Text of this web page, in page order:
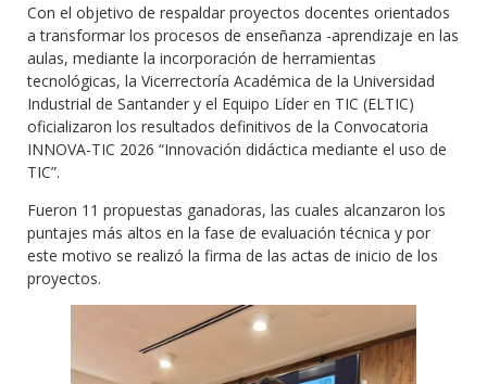
Con el objetivo de respaldar proyectos docentes orientados
a transformar los procesos de enseñanza -aprendizaje en las
aulas, mediante la incorporación de herramientas
tecnológicas, la Vicerrectoría Académica de la Universidad
Industrial de Santander y el Equipo Líder en TIC (ELTIC)
oficializaron los resultados definitivos de la Convocatoria
INNOVA-TIC 2026 “Innovación didáctica mediante el uso de
TIC”.
Fueron 11 propuestas ganadoras, las cuales alcanzaron los
puntajes más altos en la fase de evaluación técnica y por
este motivo se realizó la firma de las actas de inicio de los
proyectos.